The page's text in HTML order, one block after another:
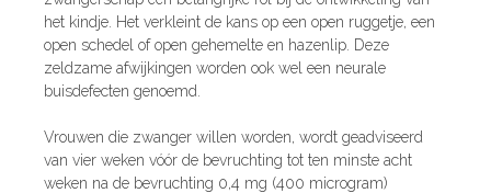
het kindje. Het verkleint de kans op een open ruggetje, een
open schedel of open gehemelte en hazenlip. Deze
zeldzame afwijkingen worden ook wel een neurale
buisdefecten genoemd.
Vrouwen die zwanger willen worden, wordt geadviseerd
van vier weken vóór de bevruchting tot ten minste acht
weken na de bevruchting 0,4 mg (400 microgram)